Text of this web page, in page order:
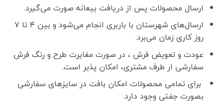
ارسال محصولات پس از دریافت بیعانه صورت می‌گیرد.
ارسال‌های شهرستان با باربری انجام می‌شود و بین ۴ تا ۷
روز کاری زمان می‌برد.
عودت و تعویض فرش ، در صورت مغایرت طرح و رنگ فرش
سفارشی ار طرف مشتری، امکان پذیر است.
برای تمامی محصولات امکان بافت در سایزهای سفارشی
بصورت جفتی وجود دارد.